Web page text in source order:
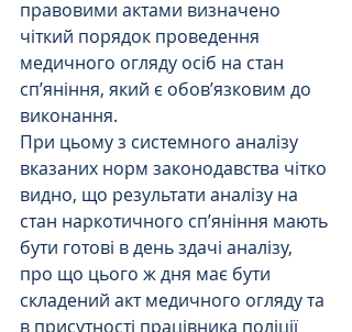
правовими актами визначено
чіткий порядок проведення
медичного огляду осіб на стан
сп’яніння, який є обов’язковим до
виконання.
При цьому з системного аналізу
вказаних норм законодавства чітко
видно, що результати аналізу на
стан наркотичного сп’яніння мають
бути готові в день здачі аналізу,
про що цього ж дня має бути
складений акт медичного огляду та
в присутності працівника поліції